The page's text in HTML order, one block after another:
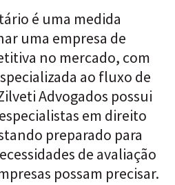
é uma medida
uma empresa de
no mercado, com
ao fluxo de
Advogados possui
em direito
preparado para
de avaliação
possam precisar.